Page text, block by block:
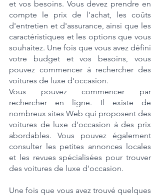
et vos besoins. Vous devez prendre en
compte le prix de l'achat, les coûts
d'entretien et d'assurance, ainsi que les
caractéristiques et les options que vous
souhaitez. Une fois que vous avez défini
votre budget et vos besoins, vous
pouvez commencer à rechercher des
voitures de luxe d'occasion.
Vous pouvez commencer par
rechercher en ligne. Il existe de
nombreux sites Web qui proposent des
voitures de luxe d'occasion à des prix
abordables. Vous pouvez également
consulter les petites annonces locales
et les revues spécialisées pour trouver
des voitures de luxe d'occasion.
Une fois que vous avez trouvé quelques